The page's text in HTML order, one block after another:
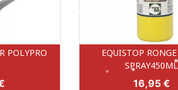
POLYPRO
 Aperçu
EQUISTOP
SPRAY450ML
Prix
16,95 €